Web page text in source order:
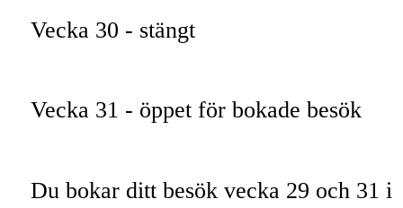
Vecka 30 - stängt
Vecka 31 - öppet för bokade besök
Du bokar ditt besök vecka 29 och 31 i